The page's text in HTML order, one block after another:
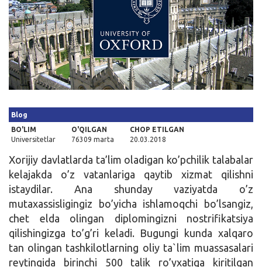
Qidirish
Kirish
Blog
BO'LIM
Universitetlar
O'QILGAN
76309 marta
CHOP ETILGAN
20.03.2018
Xorijiy davlatlarda ta’lim oladigan ko’pchilik talabalar
kelajakda o’z vatanlariga qaytib xizmat qilishni
istaydilar. Ana shunday vaziyatda o’z
mutaxassisligingiz bo’yicha ishlamoqchi bo’lsangiz,
chet elda olingan diplomingizni nostrifikatsiya
qilishingizga to’g’ri keladi. Bugungi kunda xalqaro
tan olingan tashkilotlarning oliy ta`lim muassasalari
reytingida birinchi 500 talik ro’yxatiga kiritilgan